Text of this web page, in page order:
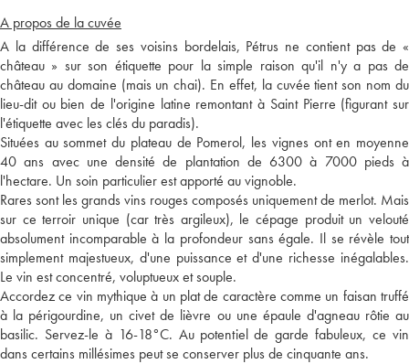
A propos de la cuvée
A la différence de ses voisins bordelais, Pétrus ne contient pas de «
château » sur son étiquette pour la simple raison qu'il n'y a pas de
château au domaine (mais un chai). En effet, la cuvée tient son nom du
lieu-dit ou bien de l'origine latine remontant à Saint Pierre (figurant sur
l'étiquette avec les clés du paradis).
Situées au sommet du plateau de Pomerol, les vignes ont en moyenne
40 ans avec une densité de plantation de 6300 à 7000 pieds à
l'hectare. Un soin particulier est apporté au vignoble.
Rares sont les grands vins rouges composés uniquement de merlot. Mais
sur ce terroir unique (car très argileux), le cépage produit un velouté
absolument incomparable à la profondeur sans égale. Il se révèle tout
simplement majestueux, d'une puissance et d'une richesse inégalables.
Le vin est concentré, voluptueux et souple.
Accordez ce vin mythique à un plat de caractère comme un faisan truffé
à la périgourdine, un civet de lièvre ou une épaule d'agneau rôtie au
basilic. Servez-le à 16-18°C. Au potentiel de garde fabuleux, ce vin
dans certains millésimes peut se conserver plus de cinquante ans.